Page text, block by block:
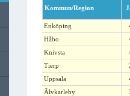
Kommun/Region
Enköping
Håbo
Knivsta
Tierp
Uppsala
Älvkarleby